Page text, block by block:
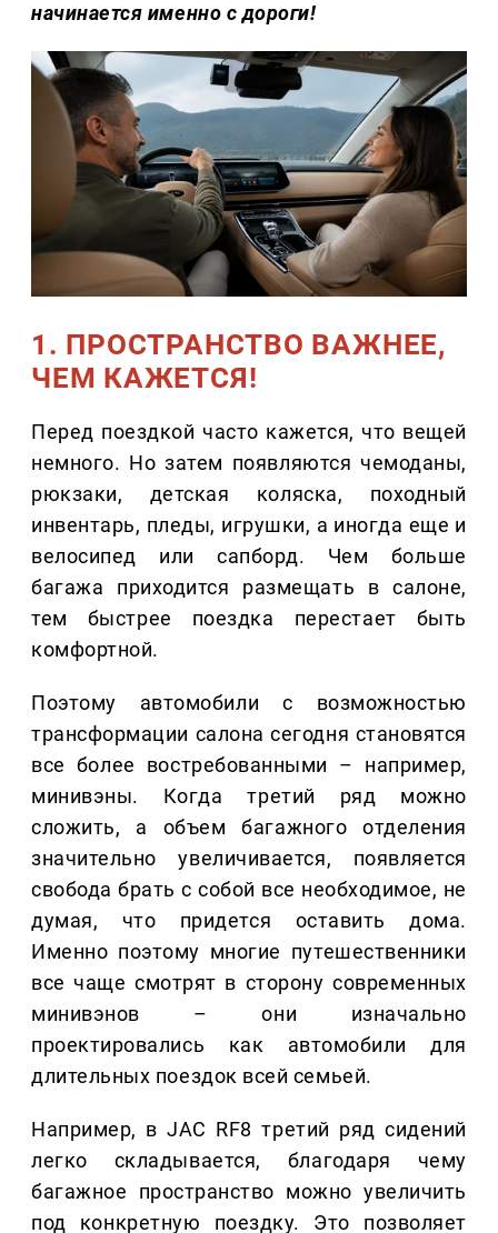
начинается именно с дороги!
1. ПРОСТРАНСТВО ВАЖНЕЕ,
ЧЕМ КАЖЕТСЯ!
Перед поездкой часто кажется, что вещей
немного. Но затем появляются чемоданы,
рюкзаки, детская коляска, походный
инвентарь, пледы, игрушки, а иногда еще и
велосипед или сапборд. Чем больше
багажа приходится размещать в салоне,
тем быстрее поездка перестает быть
комфортной.
Поэтому автомобили с возможностью
трансформации салона сегодня становятся
все более востребованными – например,
минивэны. Когда третий ряд можно
сложить, а объем багажного отделения
значительно увеличивается, появляется
свобода брать с собой все необходимое, не
думая, что придется оставить дома.
Именно поэтому многие путешественники
все чаще смотрят в сторону современных
минивэнов – они изначально
проектировались как автомобили для
длительных поездок всей семьей.
Например, в JAC RF8 третий ряд сидений
легко складывается, благодаря чему
багажное пространство можно увеличить
под конкретную поездку. Это позволяет